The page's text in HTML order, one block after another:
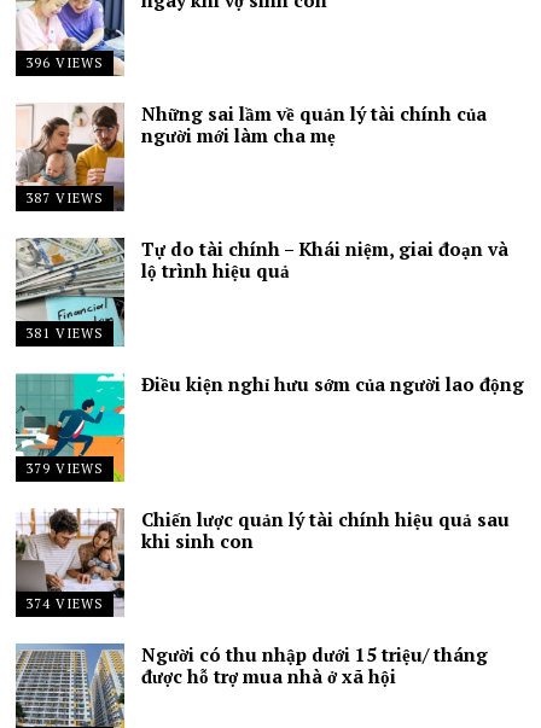
396 VIEWS
387 VIEWS
Những sai lầm về quản lý tài chính của
người mới làm cha mẹ
381 VIEWS
Tự do tài chính – Khái niệm, giai đoạn và
lộ trình hiệu quả
379 VIEWS
Điều kiện nghỉ hưu sớm của người lao động
374 VIEWS
Chiến lược quản lý tài chính hiệu quả sau
khi sinh con
Người có thu nhập dưới 15 triệu/ tháng
được hỗ trợ mua nhà ở xã hội